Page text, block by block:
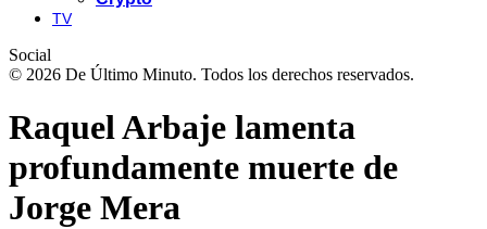
TV
Social
© 2026 De Último Minuto. Todos los derechos reservados.
Raquel Arbaje lamenta
profundamente muerte de
Jorge Mera